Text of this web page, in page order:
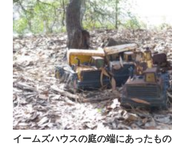
イームズハウスの庭の端にあったもの